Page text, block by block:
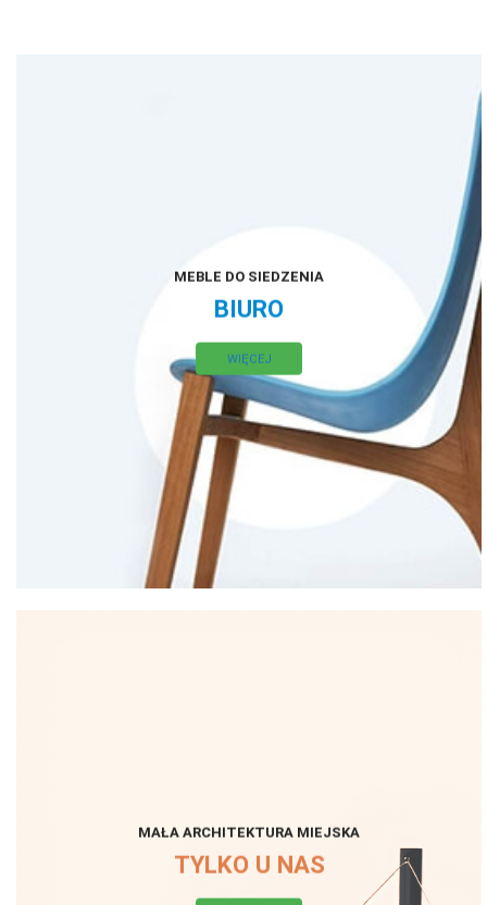
MEBLE DO SIEDZENIA
BIURO
WIĘCEJ
MAŁA ARCHITEKTURA MIEJSKA
TYLKO U NAS